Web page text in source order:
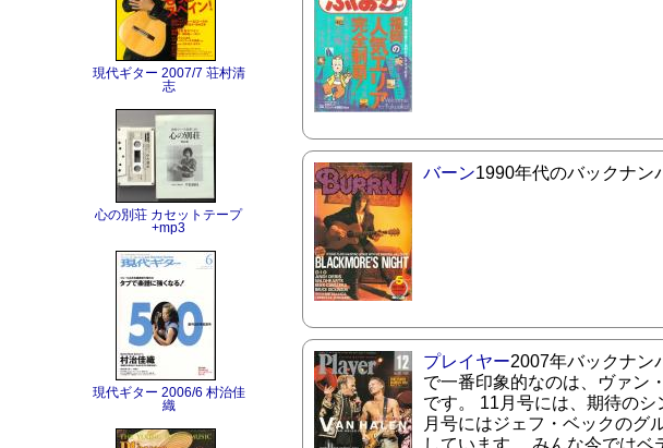
現代ギター 2007/7 荘村清
志
心の別荘 カセットテープ
+mp3
現代ギター 2006/6 村治佳
織
バーン1990年代のバックナン
プレイヤー2007年バックナン
で一番印象的なのは、ヴァン
です。 11月号には、期待の
月号にはジェフ・ベックのグ
しています。 みんな今ではベ